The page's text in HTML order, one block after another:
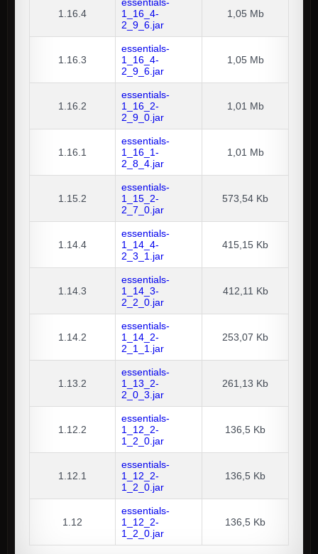
1.16.4
1_16_4-
2_9_6.jar
1,05 Mb
1.16.3
essentials-
1_16_4-
2_9_6.jar
1,05 Mb
1.16.2
essentials-
1_16_2-
2_9_0.jar
1,01 Mb
1.16.1
essentials-
1_16_1-
2_8_4.jar
1,01 Mb
1.15.2
essentials-
1_15_2-
2_7_0.jar
573,54 Kb
1.14.4
essentials-
1_14_4-
2_3_1.jar
415,15 Kb
1.14.3
essentials-
1_14_3-
2_2_0.jar
412,11 Kb
1.14.2
essentials-
1_14_2-
2_1_1.jar
253,07 Kb
1.13.2
essentials-
1_13_2-
2_0_3.jar
261,13 Kb
1.12.2
essentials-
1_12_2-
1_2_0.jar
136,5 Kb
1.12.1
essentials-
1_12_2-
1_2_0.jar
136,5 Kb
1.12
essentials-
1_12_2-
1_2_0.jar
136,5 Kb